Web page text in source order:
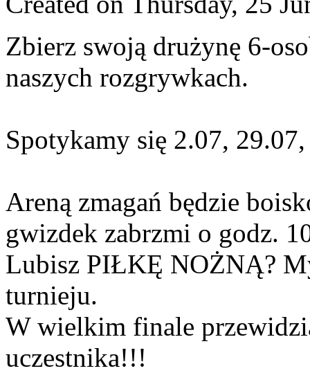
Zbierz swoją drużynę 6-
naszych rozgrywkach.
Spotykamy się 2.07,
Areną zmagań będzie
gwizdek zabrzmi o godz.
Lubisz PIŁKĘ NOŻNĄ?
turnieju.
W wielkim finale
uczestnika!!!